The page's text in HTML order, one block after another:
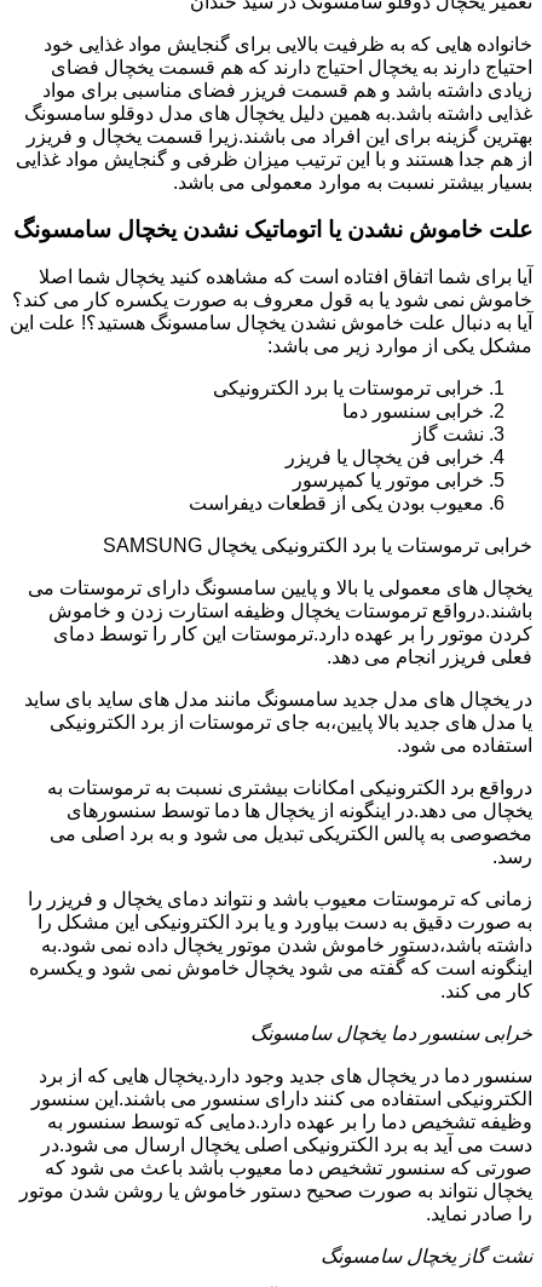
خانواده هایی که به ظرفیت بالایی برای گنجایش مواد غذایی خود
احتیاج دارند به یخچال احتیاج دارند که هم قسمت یخچال فضای
زیادی داشته باشد و هم قسمت فریزر فضای مناسبی برای مواد
غذایی داشته باشد.به همین دلیل یخچال های مدل دوقلو سامسونگ
بهترین گزینه برای این افراد می باشند.زیرا قسمت یخچال و فریزر
از هم جدا هستند و با این ترتیب میزان ظرفی و گنجایش مواد غذایی
بسیار بیشتر نسبت به موارد معمولی می باشد.
علت خاموش نشدن یا اتوماتیک نشدن یخچال سامسونگ
آیا برای شما اتفاق افتاده است که مشاهده کنید یخچال شما اصلا
خاموش نمی شود یا به قول معروف به صورت یکسره کار می کند؟
آیا به دنبال علت خاموش نشدن یخچال سامسونگ هستید؟! علت این
مشکل یکی از موارد زیر می باشد:
خرابی ترموستات یا برد الکترونیکی
خرابی سنسور دما
نشت گاز
خرابی فن یخچال یا فریزر
خرابی موتور یا کمپرسور
معیوب بودن یکی از قطعات دیفراست
خرابی ترموستات یا برد الکترونیکی یخچال SAMSUNG
یخچال های معمولی یا بالا و پایین سامسونگ دارای ترموستات می
باشند.درواقع ترموستات یخچال وظیفه استارت زدن و خاموش
کردن موتور را بر عهده دارد.ترموستات این کار را توسط دمای
فعلی فریزر انجام می دهد.
در یخچال های مدل جدید سامسونگ مانند مدل های ساید بای ساید
یا مدل های جدید بالا پایین،به جای ترموستات از برد الکترونیکی
استفاده می شود.
درواقع برد الکترونیکی امکانات بیشتری نسبت به ترموستات به
یخچال می دهد.در اینگونه از یخچال ها دما توسط سنسورهای
مخصوصی به پالس الکتریکی تبدیل می شود و به برد اصلی می
رسد.
زمانی که ترموستات معیوب باشد و نتواند دمای یخچال و فریزر را
به صورت دقیق به دست بیاورد و یا برد الکترونیکی این مشکل را
داشته باشد،دستور خاموش شدن موتور یخچال داده نمی شود.به
اینگونه است که گفته می شود یخچال خاموش نمی شود و یکسره
کار می کند.
خرابی سنسور دما یخچال سامسونگ
سنسور دما در یخچال های جدید وجود دارد.یخچال هایی که از برد
الکترونیکی استفاده می کنند دارای سنسور می باشند.این سنسور
وظیفه تشخیص دما را بر عهده دارد.دمایی که توسط سنسور به
دست می آید به برد الکترونیکی اصلی یخچال ارسال می شود.در
صورتی که سنسور تشخیص دما معیوب باشد باعث می شود که
یخچال نتواند به صورت صحیح دستور خاموش یا روشن شدن موتور
را صادر نماید.
نشت گاز یخچال سامسونگ